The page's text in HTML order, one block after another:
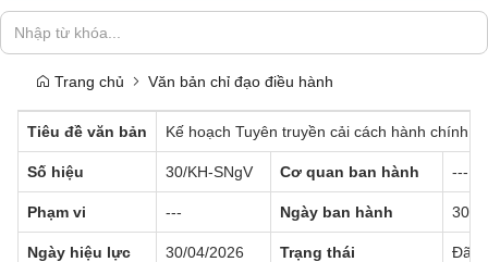
Trang chủ Văn bản chỉ đạo điều hành
Tiêu đề văn bản Kế hoạch Tuyên truyền cải cách hành chính
Số hiệu 30/KH-SNgV Cơ quan ban hành ---
Phạm vi --- Ngày ban hành 30/
Ngày hiệu lực 30/04/2026 Trạng thái Đã